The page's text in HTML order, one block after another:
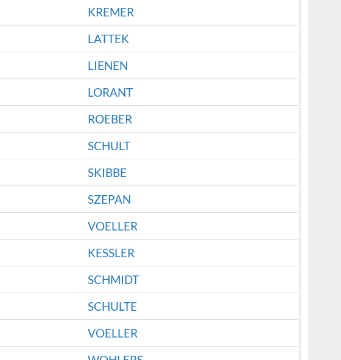
KREMER
LATTEK
LIENEN
LORANT
ROEBER
SCHULT
SKIBBE
SZEPAN
VOELLER
KESSLER
SCHMIDT
SCHULTE
VOELLER